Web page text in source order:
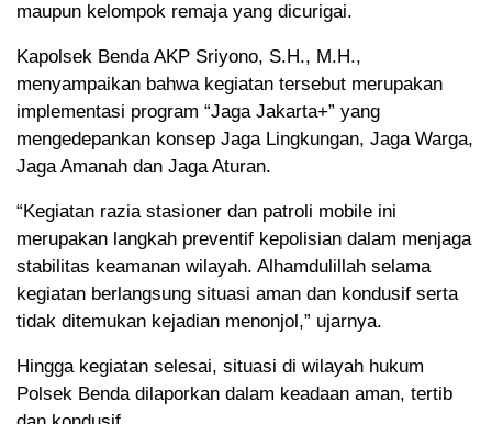
maupun kelompok remaja yang dicurigai.
Kapolsek Benda AKP Sriyono, S.H., M.H.,
menyampaikan bahwa kegiatan tersebut merupakan
implementasi program “Jaga Jakarta+” yang
mengedepankan konsep Jaga Lingkungan, Jaga Warga,
Jaga Amanah dan Jaga Aturan.
“Kegiatan razia stasioner dan patroli mobile ini
merupakan langkah preventif kepolisian dalam menjaga
stabilitas keamanan wilayah. Alhamdulillah selama
kegiatan berlangsung situasi aman dan kondusif serta
tidak ditemukan kejadian menonjol,” ujarnya.
Hingga kegiatan selesai, situasi di wilayah hukum
Polsek Benda dilaporkan dalam keadaan aman, tertib